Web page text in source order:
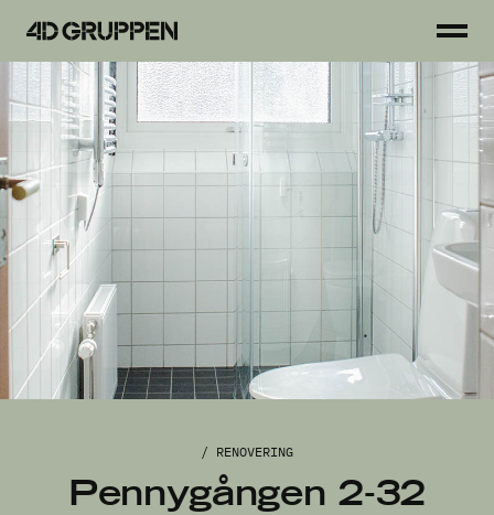
4D
Gruppen
Tjänster
Projekt
Fastigheter
Hyresgäster
Så arbetar vi
Kontakt
/ RENOVERING
Pennygången 2-32